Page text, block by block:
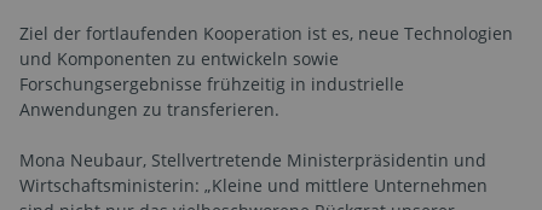
Ziel der fortlaufenden Kooperation ist es, neue Technologien
und Komponenten zu entwickeln sowie
Forschungsergebnisse frühzeitig in industrielle
Anwendungen zu transferieren.
Mona Neubaur, Stellvertretende Ministerpräsidentin und
Wirtschaftsministerin: „Kleine und mittlere Unternehmen